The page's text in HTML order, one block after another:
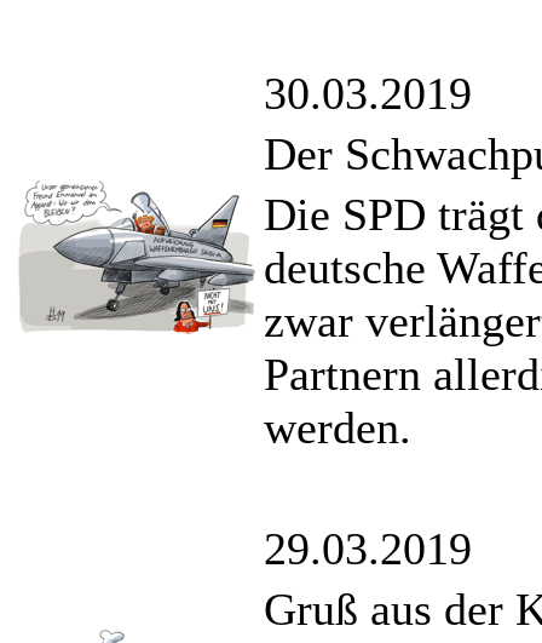
30.03.2019
Der
Die SPD trägt
deutsche
zwar
Partnern
werden.
29.03.2019
Gruß aus der